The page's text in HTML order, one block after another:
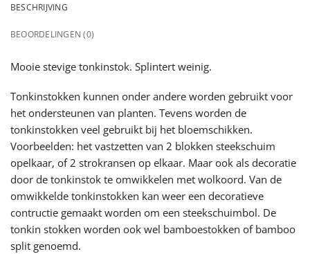
BESCHRIJVING
BEOORDELINGEN (0)
Mooie stevige tonkinstok. Splintert weinig.
Tonkinstokken kunnen onder andere worden gebruikt voor
het ondersteunen van planten. Tevens worden de
tonkinstokken veel gebruikt bij het bloemschikken.
Voorbeelden: het vastzetten van 2 blokken steekschuim
opelkaar, of 2 strokransen op elkaar. Maar ook als decoratie
door de tonkinstok te omwikkelen met wolkoord. Van de
omwikkelde tonkinstokken kan weer een decoratieve
contructie gemaakt worden om een steekschuimbol. De
tonkin stokken worden ook wel bamboestokken of bamboo
split genoemd.